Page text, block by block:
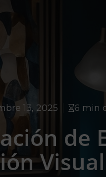
13, 2025 6 min
de